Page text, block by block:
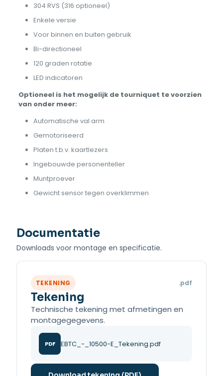
304 RVS (316 optioneel)
Enkele versie
Voor binnen en buiten gebruik
Bi-directioneel
120 graden rotatie
LED indicatoren
Optioneel is het mogelijk de tourniquet te voorzien
van onder meer:
Automatische val arm
Gemotoriseerd
Platen t.b.v. kaartlezers
Ingebouwde personenteller
Muntproever
Gewicht sensor tegen overklimmen
Documentatie
Downloads voor montage en specificatie.
TEKENING .pdf
Tekening
Technische tekening met afmetingen en
montagegegevens.
PDF EBTC_-_10500-E_Tekening.pdf